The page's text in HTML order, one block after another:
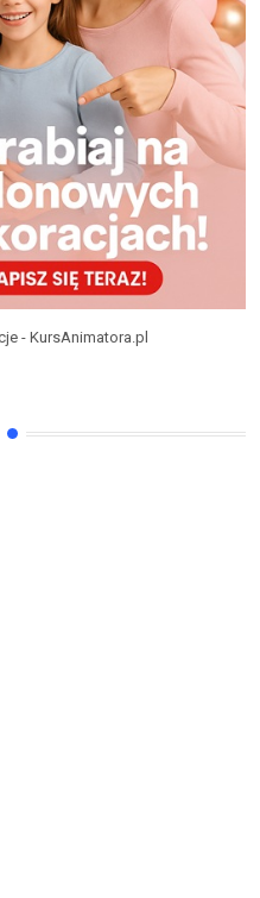
- KursAnimatora.pl